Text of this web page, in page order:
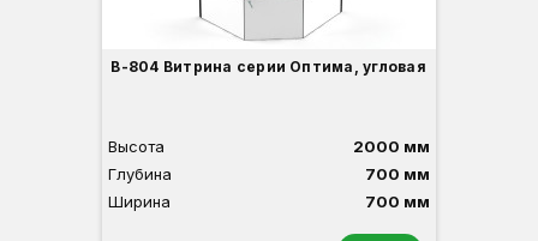
В-804 Витрина серии Оптима, угловая
Высота
2000 мм
Глубина
700 мм
Ширина
700 мм